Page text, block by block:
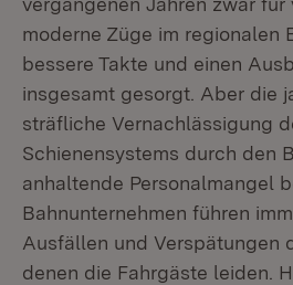
moderne Züge im regionalen
bessere Takte und einen
insgesamt gesorgt. Aber die
sträfliche Vernachlässigung
Schienensystems durch den
anhaltende Personalmangel
Bahnunternehmen führen
Ausfällen und Verspätungen
denen die Fahrgäste leiden.